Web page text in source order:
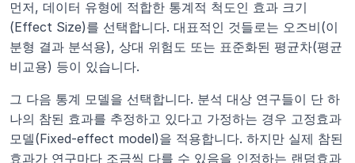
먼저, 데이터 유형에 적합한 통계적 척도인 효과 크기
(Effect Size)를 선택합니다. 대표적인 것들로는 오즈비(이
분형 결과 분석용), 상대 위험도 또는 표준화된 평균차(평균
비교용) 등이 있습니다.
그 다음 통계 모델을 선택합니다. 분석 대상 연구들이 단 하
나의 참된 효과를 추정하고 있다고 가정하는 경우 고정효과
모델(Fixed-effect model)을 적용합니다. 하지만 실제 참된
효과가 연구마다 조금씩 다를 수 있음을 인정하는 랜덤효과